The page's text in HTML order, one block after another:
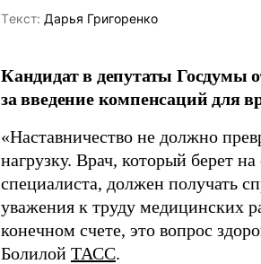
Tекст: Дарья Григоренко
Кандидат в депутаты Госдумы
за введение компенсаций для
«Наставничество не должно
нагрузку. Врач, который берет
специалиста, должен получать
уважения к труду медицинских
конечном счете, это вопрос
Болилой ТАСС.